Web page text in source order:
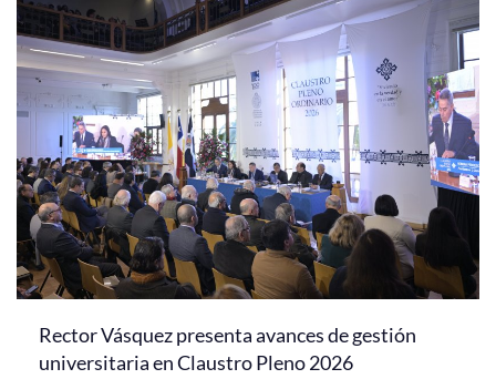
Rector Vásquez presenta avances de gestión
universitaria en Claustro Pleno 2026